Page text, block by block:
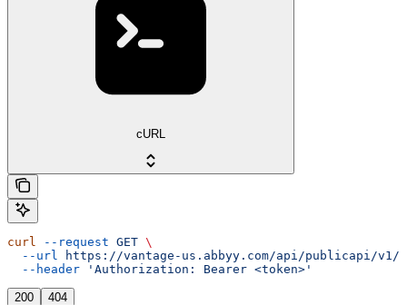
cURL
curl --request GET \
  --url
https://vantage-us.abbyy.com/api/publicapi/
  --header
'Authorization: Bearer <token>'
200 404